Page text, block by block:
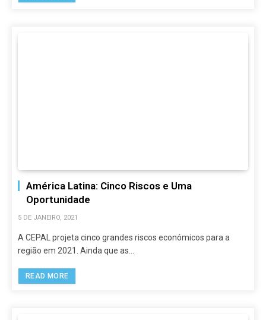
América Latina: Cinco Riscos e Uma
Oportunidade
5 DE JANEIRO, 2021
A CEPAL projeta cinco grandes riscos económicos para a
região em 2021. Ainda que as…
READ MORE